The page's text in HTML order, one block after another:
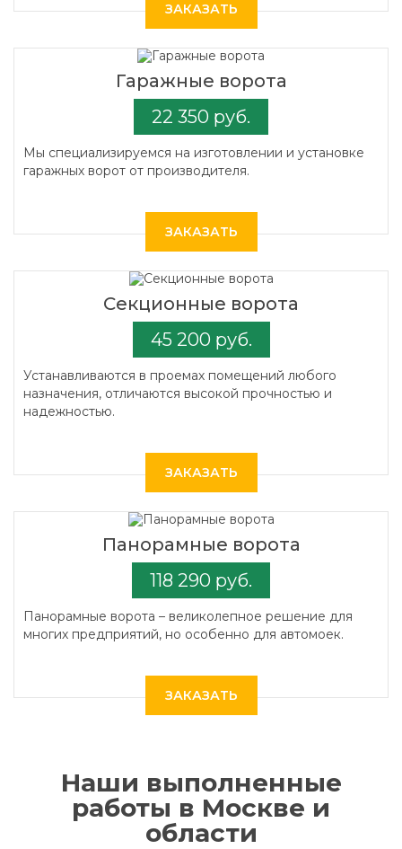
ЗАКАЗАТЬ
Гаражные ворота
22 350 руб.
Мы специализируемся на изготовлении и установке
гаражных ворот от производителя.
ЗАКАЗАТЬ
Секционные ворота
45 200 руб.
Устанавливаются в проемах помещений любого
назначения, отличаются высокой прочностью и
надежностью.
ЗАКАЗАТЬ
Панорамные ворота
118 290 руб.
Панорамные ворота – великолепное решение для
многих предприятий, но особенно для автомоек.
ЗАКАЗАТЬ
Наши выполненные
работы в Москве и
области